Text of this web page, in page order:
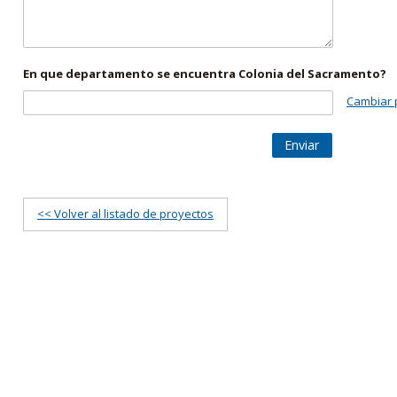
En que departamento se encuentra Colonia del Sacramento?
Cambiar
Enviar
<< Volver al listado de proyectos